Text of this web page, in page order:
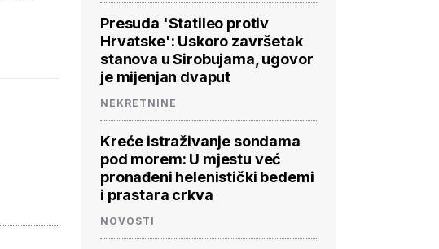
Presuda 'Statileo protiv
Hrvatske': Uskoro završetak
stanova u Sirobujama, ugovor
je mijenjan dvaput
NEKRETNINE
Kreće istraživanje sondama
pod morem: U mjestu već
pronađeni helenistički bedemi
i prastara crkva
NOVOSTI